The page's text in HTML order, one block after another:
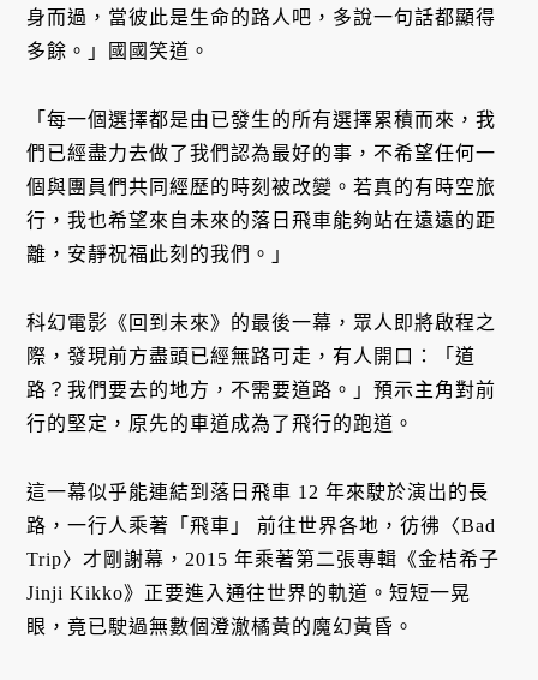
身而過，當彼此是生命的路人吧，多說一句話都顯得
多餘。」國國笑道。
「每一個選擇都是由已發生的所有選擇累積而來，我
們已經盡力去做了我們認為最好的事，不希望任何一
個與團員們共同經歷的時刻被改變。若真的有時空旅
行，我也希望來自未來的落日飛車能夠站在遠遠的距
離，安靜祝福此刻的我們。」
科幻電影《回到未來》的最後一幕，眾人即將啟程之
際，發現前方盡頭已經無路可走，有人開口：「道
路？我們要去的地方，不需要道路。」預示主角對前
行的堅定，原先的車道成為了飛行的跑道。
這一幕似乎能連結到落日飛車 12 年來駛於演出的長
路，一行人乘著「飛車」 前往世界各地，彷彿〈Bad
Trip〉才剛謝幕，2015 年乘著第二張專輯《金桔希子
Jinji Kikko》正要進入通往世界的軌道。短短一晃
眼，竟已駛過無數個澄澈橘黃的魔幻黃昏。